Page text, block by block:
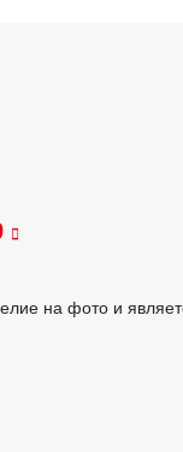
на фото и